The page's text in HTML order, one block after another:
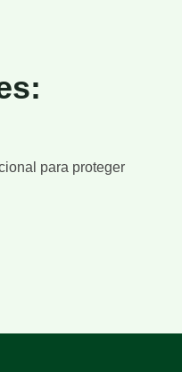
para proteger